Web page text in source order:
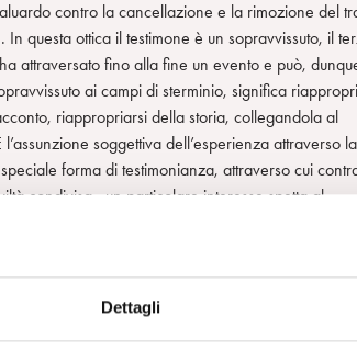
Dettagli
contro la cancellazione e la rimozione del
questa ottica il testimone è un sopravvissuto, il
attraversato fino alla fine un evento e può,
ai campi di sterminio, significa
riappropriarsi della storia, collegandola al
soggettiva dell’esperienza attraverso la
forma di testimonianza, attraverso cui
condivisa, un particolare interesse spetta al
come Luce d’Eramo (Lucattini, 2020), e
identitari, legati a multiformi esperienze
mentale.
decisamente mutato, a partire dalla fine degli
realismi”, “New Italian Epic”, “romanzi della